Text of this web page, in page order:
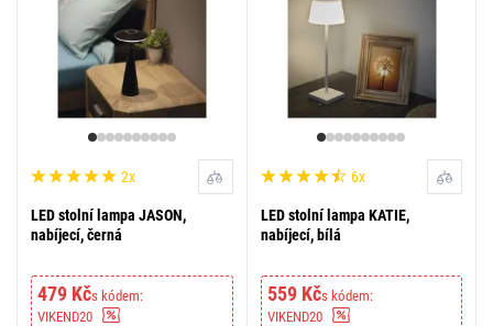
2x
LED stolní lampa JASON,
nabíjecí, černá
479 Kčs kódem:
VIKEND20
6x
LED stolní lampa KATIE,
nabíjecí, bílá
559 Kčs kódem:
VIKEND20